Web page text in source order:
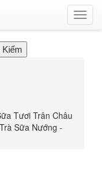
Tươi Trân Châu
Sữa Nướng -